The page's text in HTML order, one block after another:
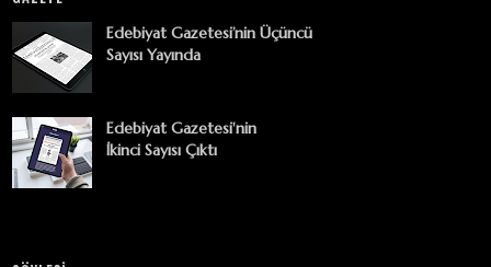
Edebiyat Gazetesi’nin Üçüncü
Sayısı Yayında
Edebiyat Gazetesi'nin
İkinci Sayısı Çıktı